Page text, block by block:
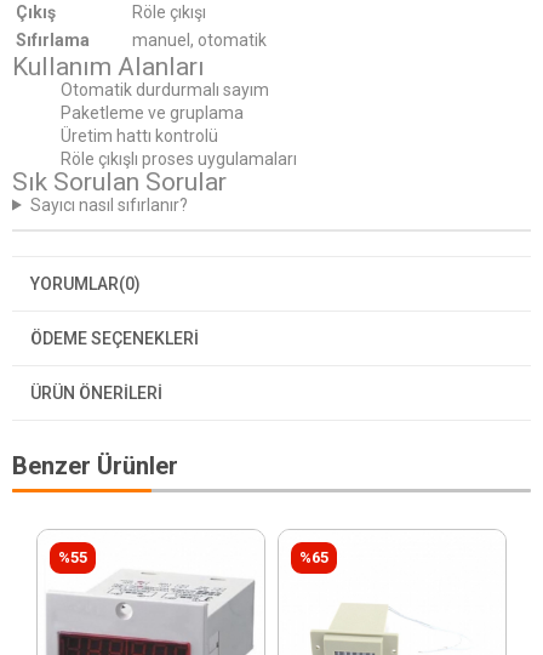
Çıkış
Röle çıkışı
Sıfırlama
manuel, otomatik
Kullanım Alanları
Otomatik durdurmalı sayım
Paketleme ve gruplama
Üretim hattı kontrolü
Röle çıkışlı proses uygulamaları
Sık Sorulan Sorular
Sayıcı nasıl sıfırlanır?
YORUMLAR(0)
ÖDEME SEÇENEKLERI
ÜRÜN ÖNERILERI
Benzer Ürünler
%55 %65